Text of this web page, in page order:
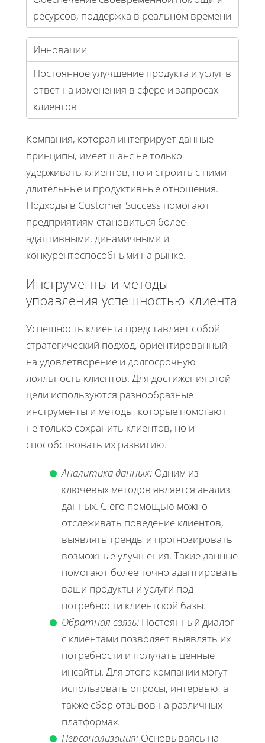
ресурсов, поддержка в реальном времени
Инновации
Постоянное улучшение продукта и услуг в
ответ на изменения в сфере и запросах
клиентов
Компания, которая интегрирует данные
принципы, имеет шанс не только
удерживать клиентов, но и строить с ними
длительные и продуктивные отношения.
Подходы в Customer Success помогают
предприятиям становиться более
адаптивными, динамичными и
конкурентоспособными на рынке.
Инструменты и методы
управления успешностью клиента
Успешность клиента представляет собой
стратегический подход, ориентированный
на удовлетворение и долгосрочную
лояльность клиентов. Для достижения этой
цели используются разнообразные
инструменты и методы, которые помогают
не только сохранить клиентов, но и
способствовать их развитию.
Аналитика данных: Одним из
ключевых методов является анализ
данных. С его помощью можно
отслеживать поведение клиентов,
выявлять тренды и прогнозировать
возможные улучшения. Такие данные
помогают более точно адаптировать
ваши продукты и услуги под
потребности клиентской базы.
Обратная связь: Постоянный диалог
с клиентами позволяет выявлять их
потребности и получать ценные
инсайты. Для этого компании могут
использовать опросы, интервью, а
также сбор отзывов на различных
платформах.
Персонализация: Основываясь на